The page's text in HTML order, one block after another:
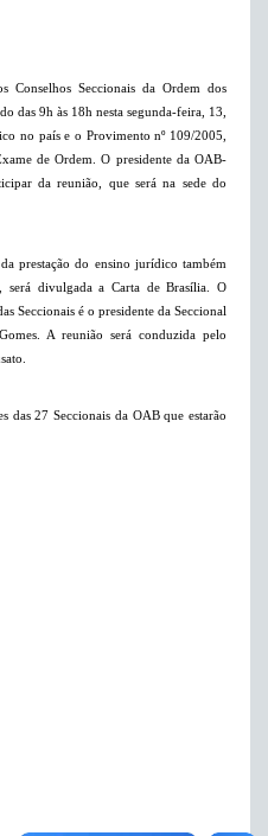
Conselhos Seccionais da Ordem dos
das 9h às 18h nesta segunda-feira, 13,
no país e o Provimento nº 109/2005,
de Ordem. O presidente da OAB-
da reunião, que será na sede do
prestação do ensino jurídico também
será divulgada a Carta de Brasília. O
Seccionais é o presidente da Seccional
A reunião será conduzida pelo
das 27 Seccionais da OAB que estarão